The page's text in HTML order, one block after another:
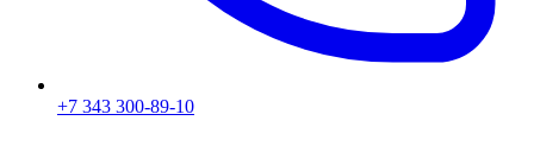
+7 343 300-89-10